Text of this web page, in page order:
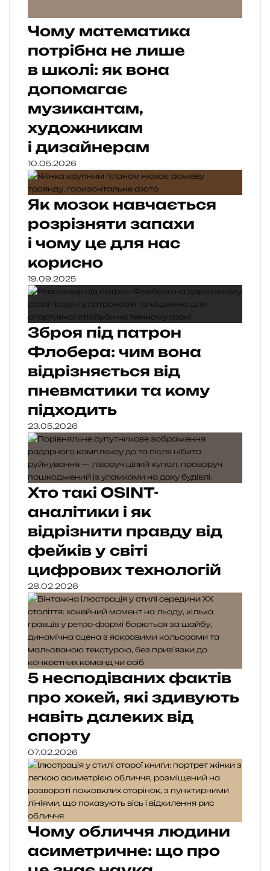
Чому математика
потрібна не лише
в школі: як вона
допомагає
музикантам,
художникам
і дизайнерам
10.05.2026
Як мозок навчається
розрізняти запахи
і чому це для нас
корисно
19.09.2025
Зброя під патрон
Флобера: чим вона
відрізняється від
пневматики та кому
підходить
23.05.2026
Хто такі OSINT-
аналітики і як
відрізнити правду від
фейків у світі
цифрових технологій
28.02.2026
5 несподіваних фактів
про хокей, які здивують
навіть далеких від
спорту
07.02.2026
Чому обличчя людини
асиметричне: що про